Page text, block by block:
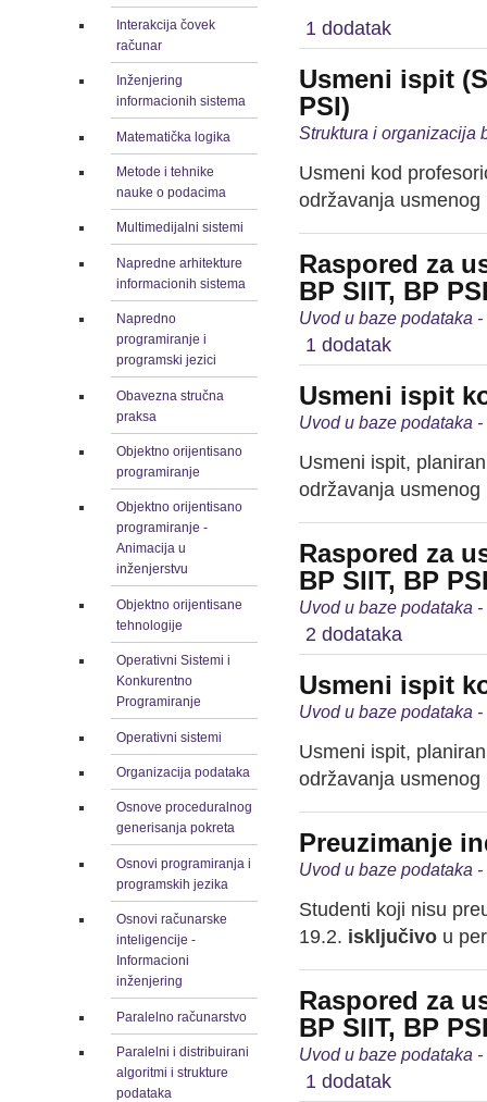
Interakcija čovek
računar
Inženjering
informacionih sistema
Matematička logika
Metode i tehnike
nauke o podacima
Multimedijalni sistemi
Napredne arhitekture
informacionih sistema
Napredno
programiranje i
programski jezici
Obavezna stručna
praksa
Objektno orijentisano
programiranje
Objektno orijentisano
programiranje -
Animacija u
inženjerstvu
Objektno orijentisane
tehnologije
Operativni Sistemi i
Konkurentno
Programiranje
Operativni sistemi
Organizacija podataka
Osnove proceduralnog
generisanja pokreta
Osnovi programiranja i
programskih jezika
Osnovi računarske
inteligencije -
Informacioni
inženjering
Paralelno računarstvo
Paralelni i distribuirani
algoritmi i strukture
podataka
1 dodatak
Usmeni ispit
PSI)
Struktura i organizacija
Usmeni kod
održavanja
Raspored za
BP SIIT, BP
Uvod u baze podataka
1 dodatak
Usmeni ispit
Uvod u baze podataka
Usmeni ispit,
održavanja
Raspored za
BP SIIT, BP
Uvod u baze podataka
2 dodataka
Usmeni ispit
Uvod u baze podataka
Usmeni ispit,
održavanja
Preuzimanje
Uvod u baze podataka
Studenti koji nisu
19.2. isključivo u
Raspored za
BP SIIT, BP
Uvod u baze podataka
1 dodatak